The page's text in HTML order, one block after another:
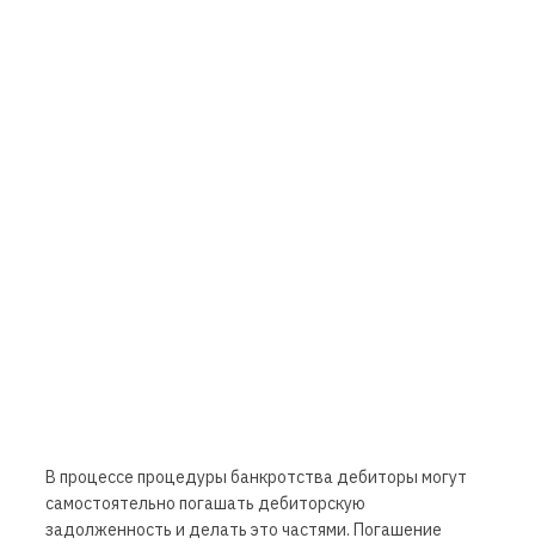
В процессе процедуры банкротства дебиторы могут
самостоятельно погашать дебиторскую
задолженность и делать это частями. Погашение